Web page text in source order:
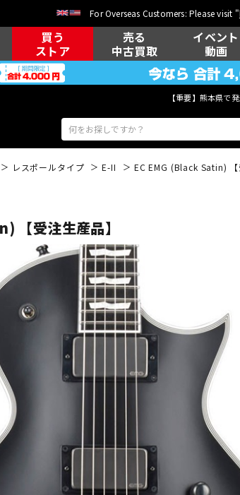
For Overseas Customers: Please visit "
買う
ストア
売る
中古買取
イベント
動画
【重要】熊本県で
電子ピアノ
DTM DTM オ
イン納品
ヴィンテージ
レスポールタイプ E-II EC EMG (Black Satin) 【
【受注生産品】